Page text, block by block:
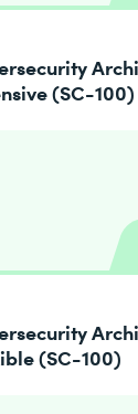
(SC-100)
(SC-100)